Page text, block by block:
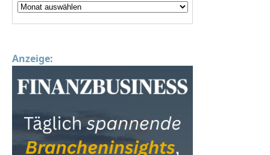
Anzeige: